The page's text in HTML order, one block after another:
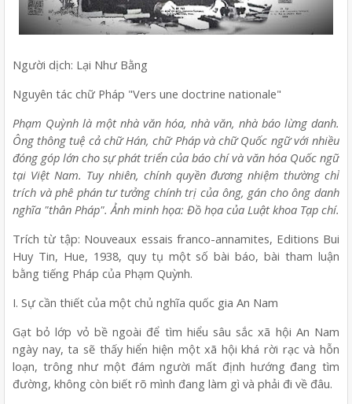
Người dịch: Lại Như Bằng
Nguyên tác chữ Pháp "Vers une doctrine nationale"
Phạm Quỳnh là một nhà văn hóa, nhà văn, nhà báo lừng danh.
Ông thông tuệ cả chữ Hán, chữ Pháp và chữ Quốc ngữ với nhiều
đóng góp lớn cho sự phát triển của báo chí và văn hóa Quốc ngữ
tại Việt Nam. Tuy nhiên, chính quyền đương nhiệm thường chỉ
trích và phê phán tư tưởng chính trị của ông, gán cho ông danh
nghĩa "thân Pháp". Ảnh minh họa: Đồ họa của Luật khoa Tạp chí.
Trích từ tập: Nouveaux essais franco-annamites, Editions Bui
Huy Tin, Hue, 1938, quy tụ một số bài báo, bài tham luận
bằng tiếng Pháp của Phạm Quỳnh.
I. Sự cần thiết của một chủ nghĩa quốc gia An Nam
Gạt bỏ lớp vỏ bề ngoài để tìm hiểu sâu sắc xã hội An Nam
ngày nay, ta sẽ thấy hiển hiện một xã hội khá rời rạc và hỗn
loạn, trông như một đám người mất định hướng đang tìm
đường, không còn biết rõ mình đang làm gì và phải đi về đâu.